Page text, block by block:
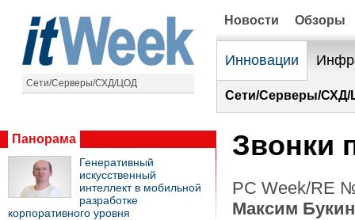
Сети/Серверы/СХД/ЦОД
Новости Обзоры
Инновации
Сети/Серверы/
Панорама
Генеративный
искусственный
интеллект в мобильной
разработке
корпоративного уровня
Звонки
PC Week/RE
Максим Букин